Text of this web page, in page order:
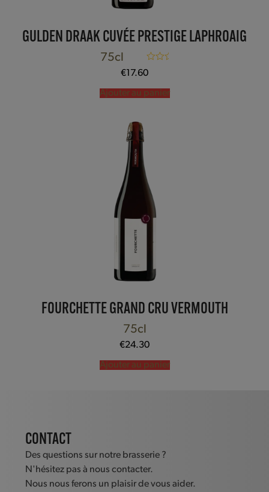
GULDEN DRAAK CUVÉE PRESTIGE LAPHROAIG
75cl
€ 17.60
Ajouter au panier
FOURCHETTE GRAND CRU VERMOUTH
75cl
€24.30
Ajouter au panier
CONTACT
Des questions sur notre brasserie ?
N'hésitez pas à nous contacter.
Nous nous ferons un plaisir de vous aider.